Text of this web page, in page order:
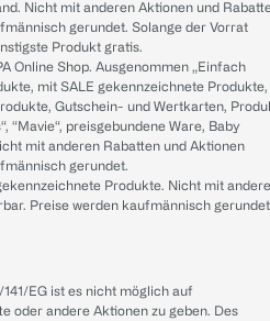
Nicht mit anderen Aktionen und
gerundet. Solange der Vorrat
Produkt gratis.
Online Shop. Ausgenommen „Einfach
mit SALE gekennzeichnete Produkte,
Gutschein- und Wertkarten,
“Mavie“, preisgebundene Ware, Baby
mit anderen Rabatten und Aktionen
gerundet.
Produkte. Nicht mit
Preise werden kaufmännisch
EG ist es nicht möglich auf
oder andere Aktionen zu geben. Des